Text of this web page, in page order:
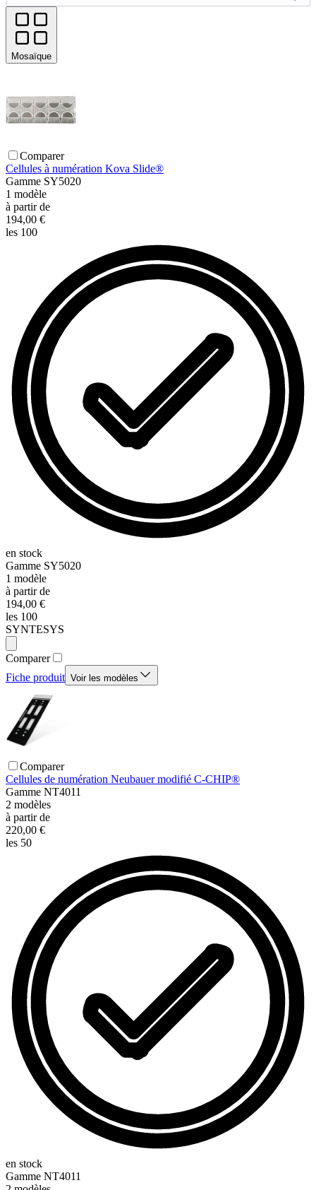
Mosaïque
Comparer
Cellules à numération Kova Slide®
Gamme SY5020
1 modèle
à partir de
194,00 €
les 100
en stock
Gamme SY5020
1 modèle
à partir de
194,00 €
les 100
SYNTESYS
Comparer
Fiche produit Voir les modèles
Comparer
Cellules de numération Neubauer modifié C-CHIP®
Gamme NT4011
2 modèles
à partir de
220,00 €
les 50
en stock
Gamme NT4011